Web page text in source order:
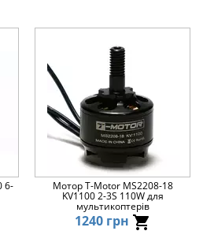
6- Мотор T-Motor MS2208-18
KV1100 2-3S 110W для
мультикоптерів
1240 грн